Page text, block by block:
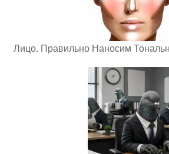
Лицо. Правильно Наносим